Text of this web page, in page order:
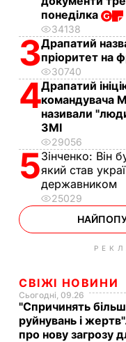
понеділка
34138
3Драпатий
пріоритет на
30740
4Драпатий
командувача
називали
ЗМІ
29056
5Зінченко: Він
який став
державником
25029
СВІЖІ НОВИНИ
Сьогодні, 09.26
"Спричинять
руйнувань і
про нову загрозу